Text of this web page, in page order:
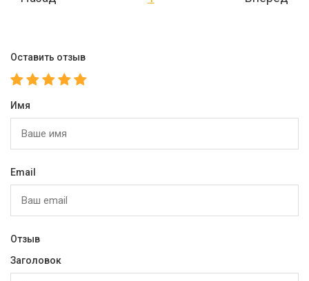
Оставить отзыв
Имя
Email
Отзыв
Заголовок